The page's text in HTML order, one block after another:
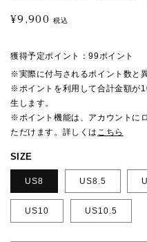
通
価
格
¥9,900 税込
獲得予定ポイント：99ポイント
※実際に付与されるポイント数と
※ポイントを利用して合計金額が
生します。
※ポイント機能は、アカウントに
ただけます。詳しくは こちら
SIZE
US8 US8.5
US10 US10.5